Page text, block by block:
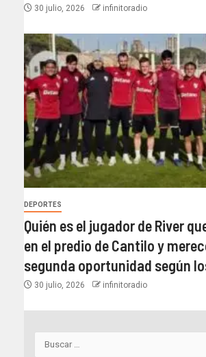
30 julio, 2026 infinitoradio
DEPORTES
Quién es el jugador de River
en el predio de Cantilo y
segunda oportunidad según
30 julio, 2026 infinitoradio